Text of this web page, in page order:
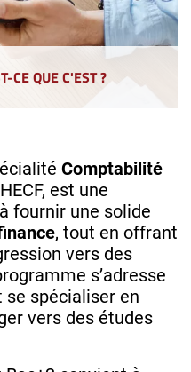
CE QUE C'EST ?
Comptabilité
est une
fournir une solide
, tout en offrant
vers des
s’adresse
spécialiser en
vers des études